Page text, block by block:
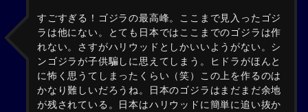
すごすぎる！ゴジラの最高峰。ここまで見入ったゴジ
ラは他にない。とても日本ではここまでのゴジラは作
れない。さすがハリウッドとしかいいようがない。シ
ンゴジラが子供騙しに思えてしまう。ヒドラがほんと
に怖く思うてしまったくらい（笑）この上を作るのは
かなり難しいだろうね。日本のゴジラはまだまだ余地
が残されている。日本はハリウッドに簡単に追い抜か